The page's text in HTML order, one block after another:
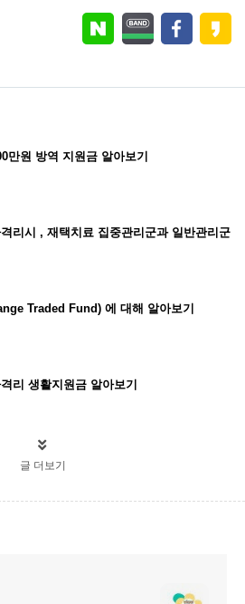
만원 방역 지원금 알아보기
리시 , 재택치료 집중관리군과 일반관리군
Traded Fund) 에 대해 알아보기
리 생활지원금 알아보기
글 더보기